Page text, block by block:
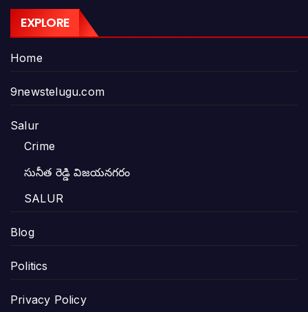
EXPLORE
Home
9newstelugu.com
Salur
Crime
సునీత రెడ్డి విజయనగరం
SALUR
Blog
Politics
Privacy Policy